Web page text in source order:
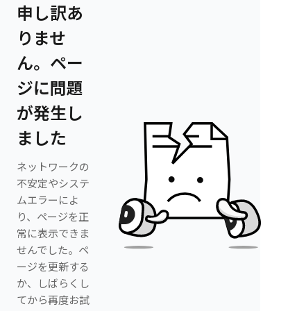
申し訳あ
りませ
ん。ペー
ジに問題
が発生し
ました
ネットワークの
不安定やシステ
ムエラーによ
り、ページを正
常に表示できま
せんでした。ペ
ージを更新する
か、しばらくし
てから再度お試